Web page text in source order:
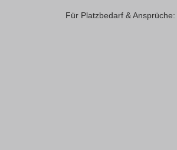
Für Platzbedarf & Ansprüche: